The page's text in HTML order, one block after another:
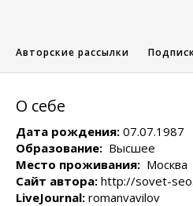
Авторские рассылки
О себе
Дата рождения: 07.07.1987
Образование: Высшее
Место проживания: Москва
Сайт автора: http://sovet-
LiveJournal: romanvavilov